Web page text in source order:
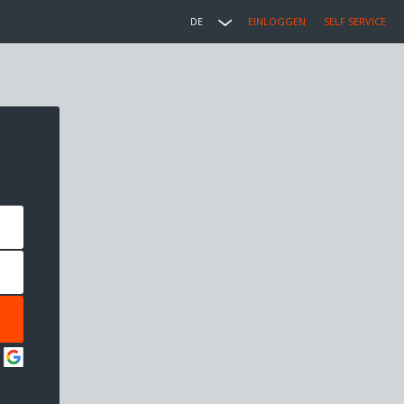
DE EINLOGGEN SELF SERVICE